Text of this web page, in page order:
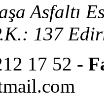
Asfaltı
137
17 52 -